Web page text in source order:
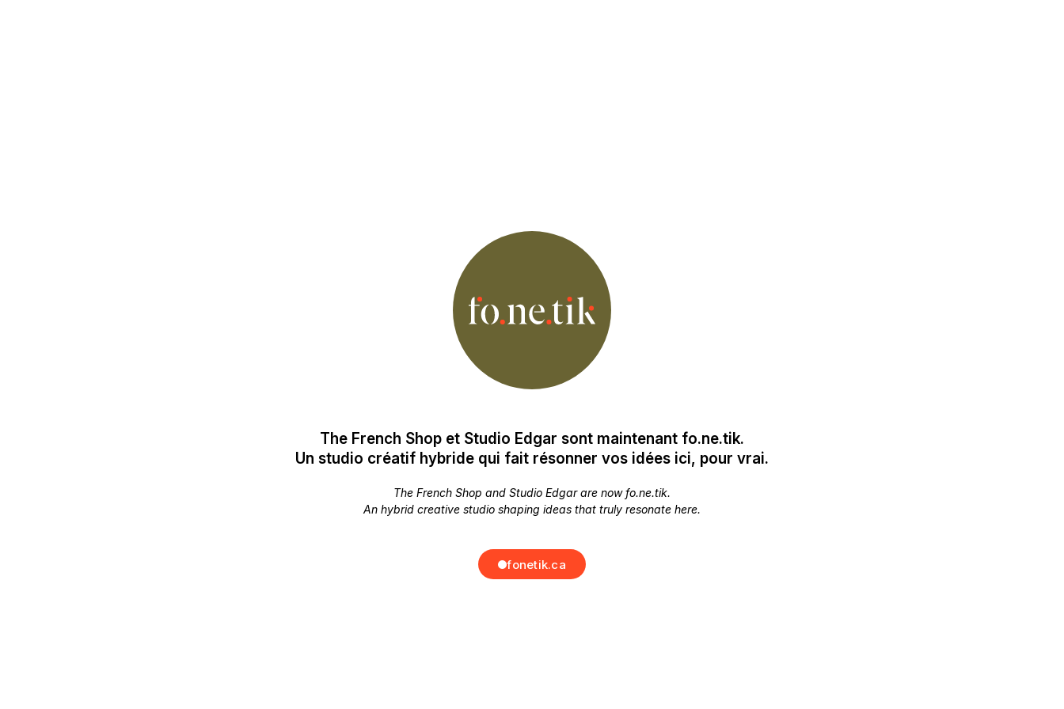
The French Shop et Studio Edgar sont maintenant fo.ne.tik.
Un studio créatif hybride qui fait résonner vos idées ici, pour vrai.
The French Shop and Studio Edgar are now fo.ne.tik.
An hybrid creative studio shaping ideas that truly resonate here.
fonetik.ca